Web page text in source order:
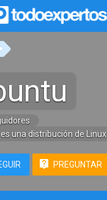
una distribución de
PREGUNTAR